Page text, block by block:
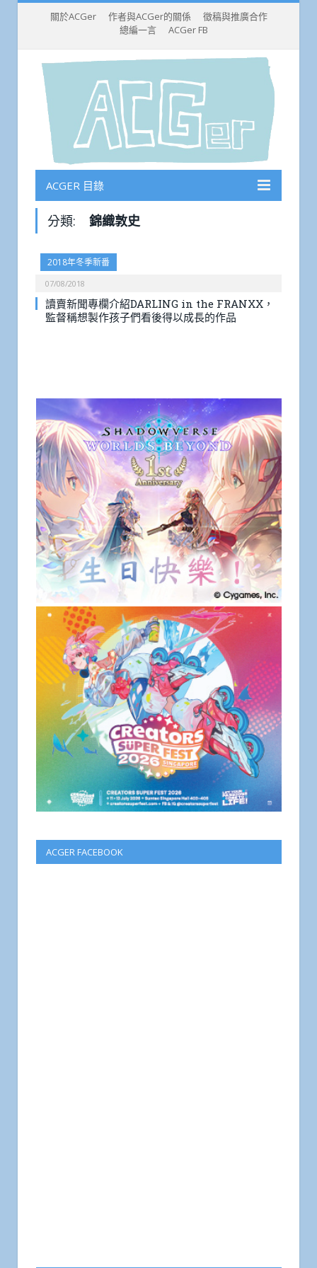
關於ACGer 作者與ACGer的關係
徵稿與推廣合作
總編一言
ACGer FB
ACGER 目錄
分類: 錦織敦史
2018年冬季新番
07/08/2018
讀賣新聞專欄介紹DARLING in the FRANXX，
監督稱想製作孩子們看後得以成長的作品
ACGER FACEBOOK